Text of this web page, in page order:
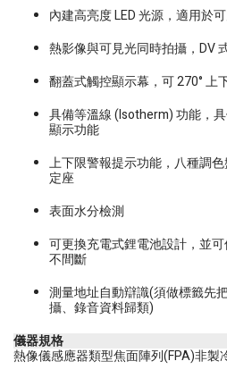
內建高亮度 LED 光源，適用於
熱影像與可見光同時拍攝，DV
翻蓋式觸控顯示幕，可 270° 上
具備等溫線 (Isotherm) 功能，
顯示功能
上下限警報提示功能，八種調
定座
表面水分檢測
可更換充電式鋰電池設計，並
不間斷
測量地址自動辯識(須做標籤先
攝、錄音資料歸類)
儀器規格
熱像儀感應器類型焦面陣列(FPA)非製